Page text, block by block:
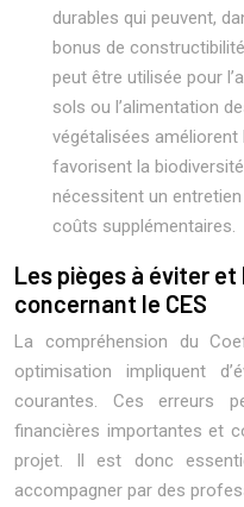
durables qui peuvent,
bonus de
peut être utilisée pour
sols ou l’alimentation
végétalisées
favorisent la
nécessitent un
coûts supplémentaires.
Les pièges à éviter
concernant le CES
La compréhension du
optimisation impliquent
courantes. Ces erreurs
financières importantes et
projet. Il est donc
accompagner par des